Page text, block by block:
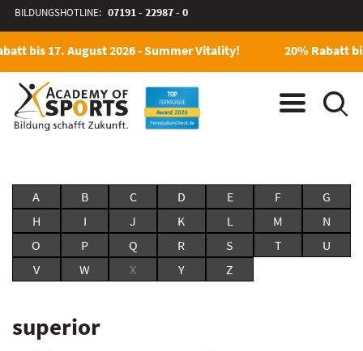
BILDUNGSHOTLINE: 07191 - 22987 - 0
bis 17. August 2026 - Summer Vitality! 20% Rabatt
A B C D E F
G
H
I J K L M
N
O
P Q R S T
U
V
W X Y Z
superior